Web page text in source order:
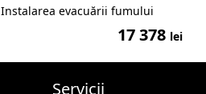
Instalarea evacuării fumului
17 378 lei
Servicii